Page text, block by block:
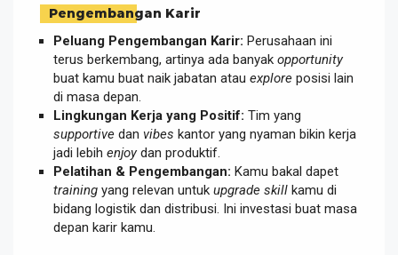
Pengembangan Karir
Peluang Pengembangan Karir: Perusahaan ini
terus berkembang, artinya ada banyak opportunity
buat kamu buat naik jabatan atau explore posisi lain
di masa depan.
Lingkungan Kerja yang Positif: Tim yang
supportive dan vibes kantor yang nyaman bikin kerja
jadi lebih enjoydan produktif.
Pelatihan & Pengembangan: Kamu bakal dapet
training yang relevan untuk upgrade skill kamu di
bidang logistik dan distribusi. Ini investasi buat masa
depan karir kamu.